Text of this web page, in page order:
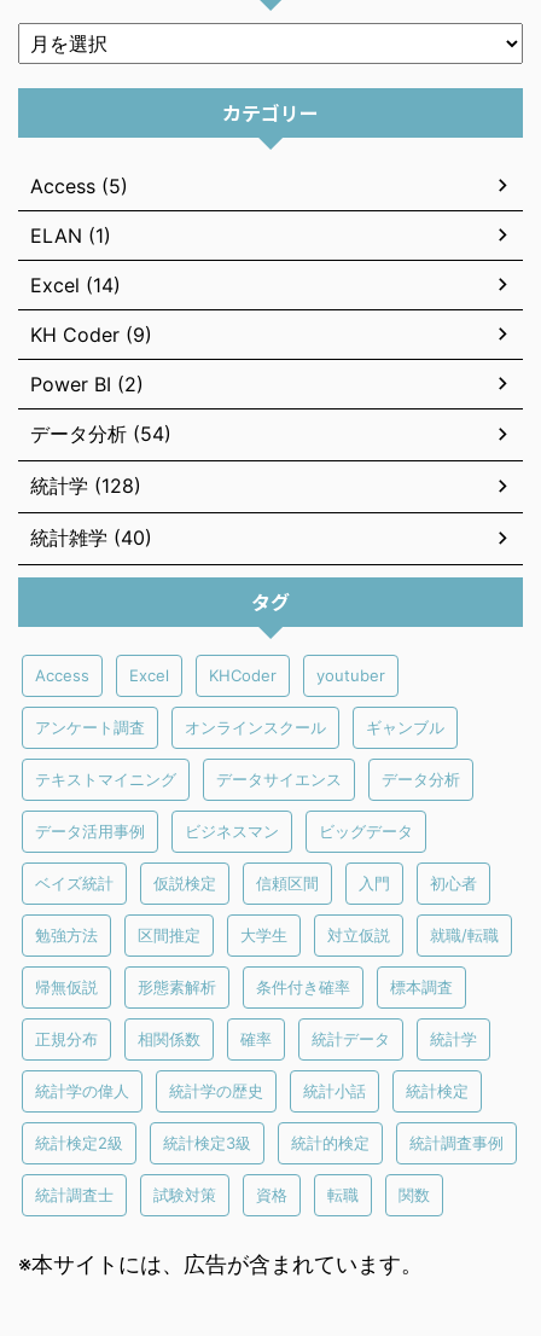
カテゴリー
Access (5)
ELAN (1)
Excel (14)
KH Coder (9)
Power BI (2)
データ分析 (54)
統計学 (128)
統計雑学 (40)
タグ
Access Excel KHCoder youtuber
アンケート調査 オンラインスクール ギャンブル
テキストマイニング データサイエンス データ分析
データ活用事例 ビジネスマン ビッグデータ
ベイズ統計 仮説検定 信頼区間 入門 初心者
勉強方法 区間推定 大学生 対立仮説 就職/転職
帰無仮説 形態素解析 条件付き確率 標本調査
正規分布 相関係数 確率 統計データ 統計学
統計学の偉人 統計学の歴史 統計小話 統計検定
統計検定2級 統計検定3級 統計的検定 統計調査事例
統計調査士 試験対策 資格 転職 関数
※本サイトには、広告が含まれています。